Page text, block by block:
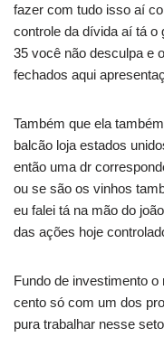
fazer com tudo isso aí
controle da dívida aí tá o
35 você não desculpa e
fechados aqui
Também que ela
balcão loja estados
então uma dr
ou se são os vinhos
eu falei tá na mão do
das ações hoje
Fundo de investimento
cento só com um dos
pura trabalhar nesse